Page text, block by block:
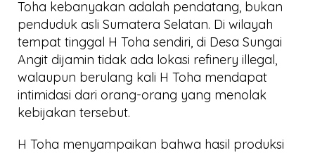
Toha kebanyakan adalah pendatang, bukan
penduduk asli Sumatera Selatan. Di wilayah
tempat tinggal H Toha sendiri, di Desa Sungai
Angit dijamin tidak ada lokasi refinery illegal,
walaupun berulang kali H Toha mendapat
intimidasi dari orang-orang yang menolak
kebijakan tersebut.
H Toha menyampaikan bahwa hasil produksi